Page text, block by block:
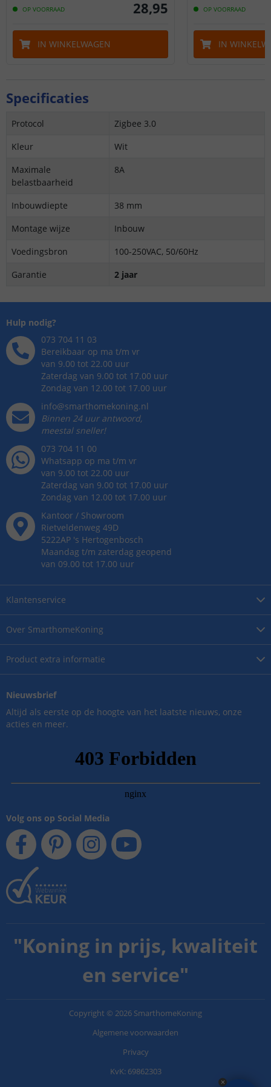
OP VOORRAAD 28,95
IN WINKELWAGEN
OP VOORRAAD
IN
Specificaties
Protocol
Zigbee 3.0
Kleur
Wit
Maximale
belastbaarheid
8A
Inbouwdiepte
38 mm
Montage wijze
Inbouw
Voedingsbron
100-250VAC, 50/60Hz
Garantie
2 jaar
Over SmarthomeKoning
Product extra informatie
Klantenservice
Hulp nodig?
073 704 11 03
Bereikbaar op ma t/m vr
van 9.00 tot 22.00 uur
Zaterdag van 9.00 tot 17.00 uur
Zondag van 12.00 tot 17.00 uur
info@smarthomekoning.nl
Binnen 24 uur antwoord,
meestal sneller!
073 704 11 00
Whatsapp op ma t/m vr
van 9.00 tot 22.00 uur
Zaterdag van 9.00 tot 17.00 uur
Zondag van 12.00 tot 17.00 uur
Kantoor / Showroom
Rietveldenweg 49D
5222AP 's Hertogenbosch
Maandag t/m zaterdag geopend
van 09.00 tot 17.00 uur
Nieuwsbrief
Altijd als eerste op de hoogte van het laatste nieuws, onze
acties en meer.
Volg ons op Social Media
"Koning in prijs, kwaliteit
en service"
Copyright © 2026 SmarthomeKoning
Algemene voorwaarden
Privacy
KvK: 69862303